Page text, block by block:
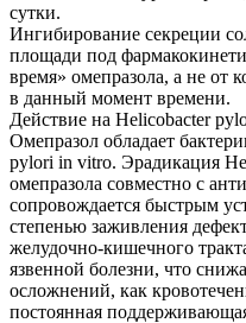
сутки.
Ингибирование секреции
площади под
время» омепразола, а не от
в данный момент времени.
Действие на Helicobacter
Омепразол обладает
pylori in vitro. Эрадикация
омепразола совместно с
сопровождается быстрым
степенью заживления
желудочно-кишечного
язвенной болезни, что
осложнений, как
постоянная